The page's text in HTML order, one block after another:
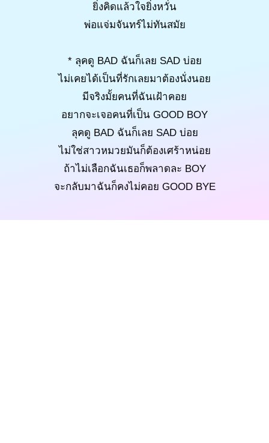
ยิ่งคิดแล้วใจยิ่งหวั่น
พ่อแจ่มจันทร์ไม่ทันสมัย
* ลุคดู BAD ฉันก็เลย SAD บ่อย
ไม่เคยได้เป็นที่รักเลยมาต้องนั่งนอย
มีจริงมั้ยคนที่ฉันเฝ้าคอย
อยากจะเจอคนที่เป็น GOOD BOY
ลุคดู BAD ฉันก็เลย SAD บ่อย
ไม่ใช่สาวหมวยมันก็ต้องเศร้าหน่อย
ถ้าไม่เลือกฉันเธอก็พลาดละ BOY
จะกลับมาฉันก็คงไม่คอย GOOD BYE